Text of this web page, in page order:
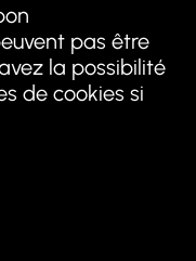
pas être
la possibilité
de cookies si